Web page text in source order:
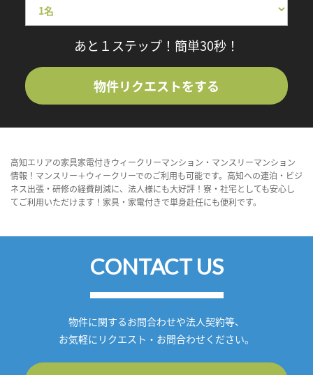
あと１ステップ！簡単30秒！
物件リクエストをする
高知エリアの家具家電付きウィークリーマンション・マンスリーマンション
情報！マンスリー＋ウィークリーでのご利用も可能です。高知への連泊・ビジ
ネス出張・研修の経費削減に、法人様にも大好評！寮・社宅としても安心し
てご利用いただけます！家具・家電付きで単身赴任にも便利です。
CONTACT US
物件に関するお問合わせや法人契約等、
お気軽にリクエスト・お問合わせください。